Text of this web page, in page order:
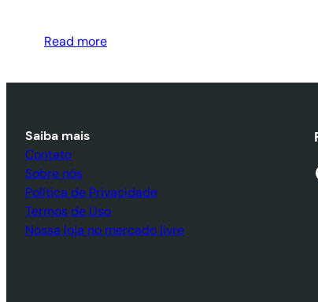
Read more
Saiba mais
Contato
Sobre nós
Política de Privacidade
Termos de Uso
Nossa loja no mercado livre